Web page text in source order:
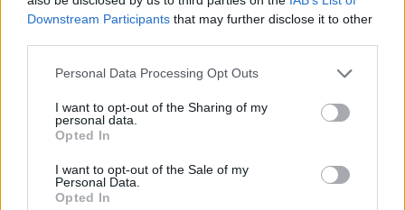
Downstream Participants that may further disclose it to other
Please note that this website/app uses one or more Google
not limited to your visit or usage behaviour. You may click to
grant or deny consent to Google and its third-party tags to
use your data for below specified purposes in below Google
consent section.
Personal Data Processing Opt Outs
I want to opt-out of the Sharing of my
personal data.
Opted In
I want to opt-out of the Sale of my
Personal Data.
Opted In
μέση ταχύτητα 93,59 χλμ./ώρα και χρόνο 51’’.928 ο
Ζαν-Πωλ Καρράς είχε τον ταχύτερο γύρο του